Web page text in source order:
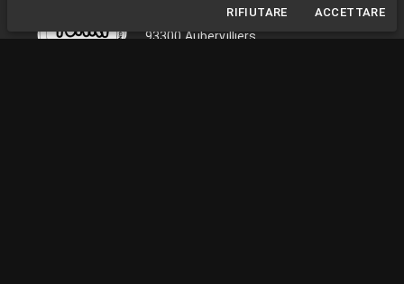
La Grange aux rêves, 3 bis rue Chapon
93300 Aubervilliers
RIFIUTARE ACCETTARE